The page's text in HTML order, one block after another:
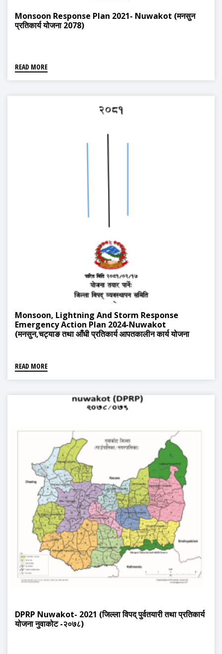
Monsoon Response Plan 2021- Nuwakot (मनसुन
प्रतिकार्य योजना 2078)
READ MORE
Monsoon, Lightning And Storm Response
Emergency Action Plan 2024-Nuwakot
(मनसुन,चट्‍याङ तथा आँधी प्रतिकार्य आपतकालीन कार्य योजना
READ MORE
DPRP Nuwakot- 2021 (जिल्ला विपद् पुर्वतयारी तथा प्रतिकार्य
योजना नुवाकोट -२०७८)